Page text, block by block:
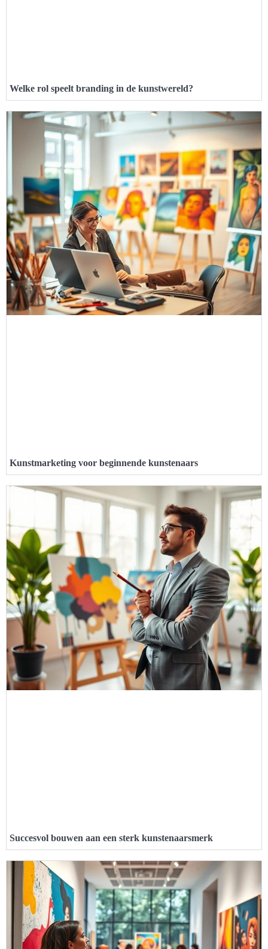
Welke rol speelt branding in de kunstwereld?
Kunstmarketing voor beginnende kunstenaars
Succesvol bouwen aan een sterk kunstenaarsmerk